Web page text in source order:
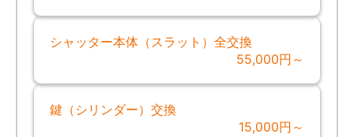
シャッター本体（スラット）全交換
55,000円～
鍵（シリンダー）交換
15,000円～